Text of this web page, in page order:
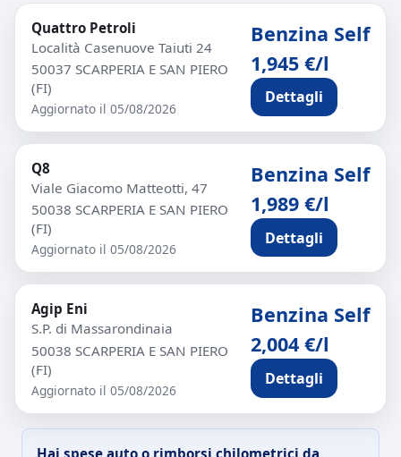
Quattro Petroli
Località Casenuove Taiuti 24
50037 SCARPERIA E SAN PIERO
(FI)
Aggiornato il 05/08/2026
Benzina Self
1,945 €/l
Dettagli
Q8
Viale Giacomo Matteotti, 47
50038 SCARPERIA E SAN PIERO
(FI)
Aggiornato il 05/08/2026
Benzina Self
1,989 €/l
Dettagli
Agip Eni
S.P. di Massarondinaia
50038 SCARPERIA E SAN PIERO
(FI)
Aggiornato il 05/08/2026
Benzina Self
2,004 €/l
Dettagli
Hai spese auto o rimborsi chilometrici da